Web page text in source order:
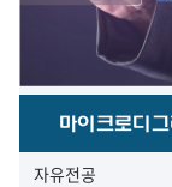
마이크로디
자유전공